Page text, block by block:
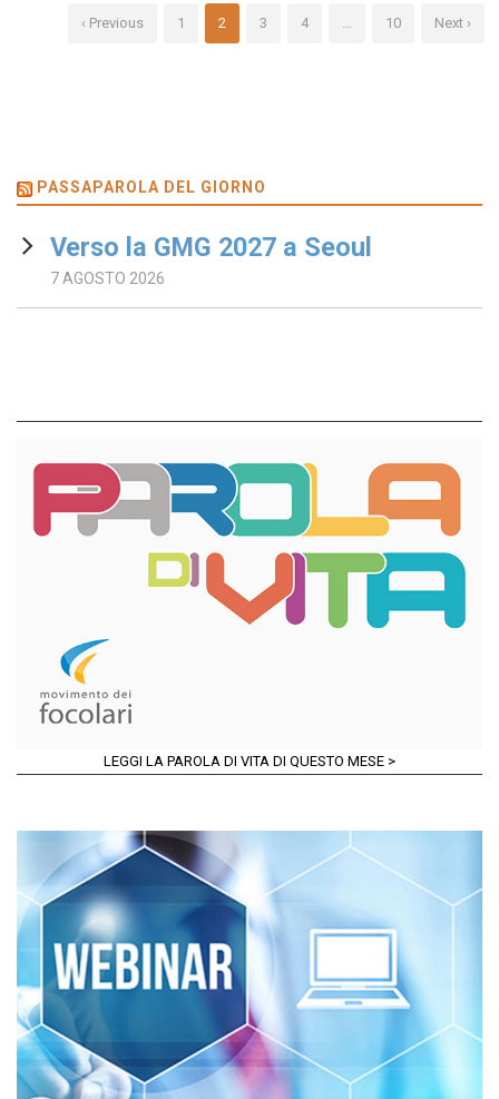
‹ Previous 1 2 3 4 … 10 Next ›
PASSAPAROLA DEL GIORNO
Verso la GMG 2027 a Seoul
7 AGOSTO 2026
LEGGI LA PAROLA DI VITA DI QUESTO MESE >